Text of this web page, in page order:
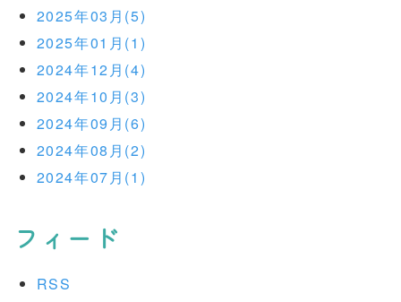
2025年03月(5)
2025年01月(1)
2024年12月(4)
2024年10月(3)
2024年09月(6)
2024年08月(2)
2024年07月(1)
フィード
RSS